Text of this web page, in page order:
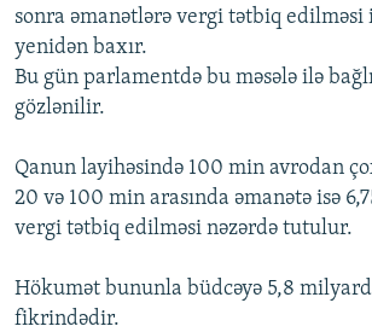
MULTIMEDIA
VIDEO
FOTOQALEREYA
İNFOQRAFIKA
KARIKATURA
RADIO ARXIV
OXU ZALI
AZƏRBAYCAN ƏDƏBIYYATI KITABXANASI
İSLAM VƏ DEMOKRATIYA
İZ - MƏDƏNIYYƏT PROQRAMI
HAQQIMIZDA
MISSIYAMIZ
PEŞƏ ETIKASI VƏ JURNALISTIKA
MATERIALLARIMIZDAN ISTIFADƏ
AZADLIQRADIOSU MOBIL TELEFONUNUZDA
BIZI IZLƏ
RFE/RL-in bütün saytları
sonra əmanətlərə vergi tətbiq edilməsi
yenidən baxır.
Bu gün parlamentdə bu məsələ ilə
gözlənilir.
Qanun layihəsində 100 min avrodan
20 və 100 min arasında əmanətə isə
vergi tətbiq edilməsi nəzərdə tutulur.
Hökumət bununla büdcəyə 5,8
fikrindədir.